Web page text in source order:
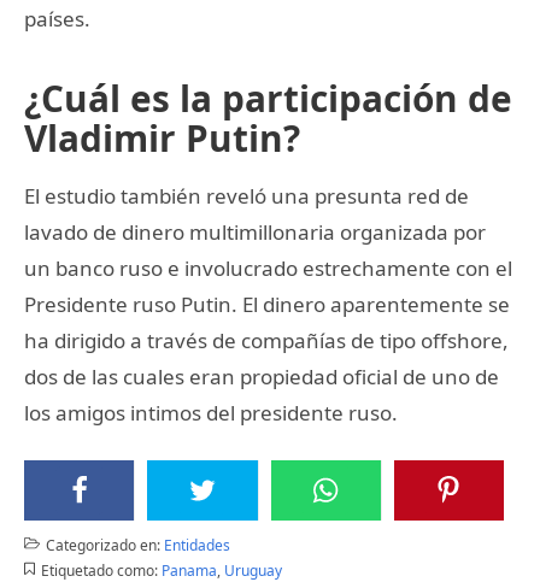
países.
¿Cuál es la participación de
Vladimir Putin?
El estudio también reveló una presunta red de
lavado de dinero multimillonaria organizada por
un banco ruso e involucrado estrechamente con el
Presidente ruso Putin. El dinero aparentemente se
ha dirigido a través de compañías de tipo offshore,
dos de las cuales eran propiedad oficial de uno de
los amigos intimos del presidente ruso.
Categorizado en: Entidades
Etiquetado como: Panama, Uruguay